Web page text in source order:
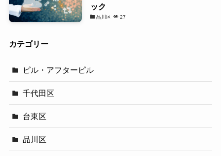
ック
品川区 27
カテゴリー
ピル・アフターピル
千代田区
台東区
品川区